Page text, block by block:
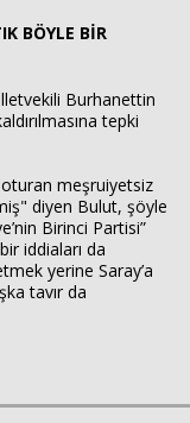
BÖYLE BİR
Burhanettin
tepki
oturan meşruiyetsiz
diyen Bulut, şöyle
Birinci Partisi”
iddiaları da
yerine Saray’a
tavır da